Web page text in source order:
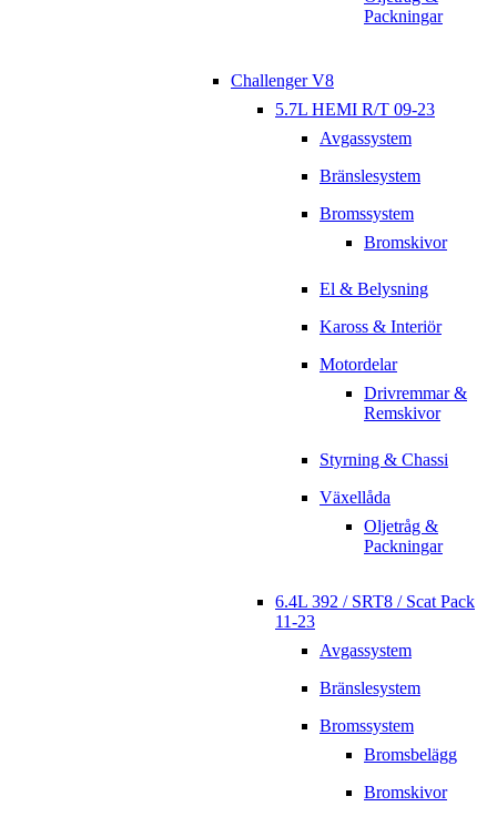
Packningar
Challenger V8
5.7L HEMI R/T 09-23
Avgassystem
Bränslesystem
Bromssystem
Bromskivor
El & Belysning
Kaross & Interiör
Motordelar
Drivremmar &
Remskivor
Styrning & Chassi
Växellåda
Oljetråg &
Packningar
6.4L 392 / SRT8 / Scat Pack
11-23
Avgassystem
Bränslesystem
Bromssystem
Bromsbelägg
Bromskivor